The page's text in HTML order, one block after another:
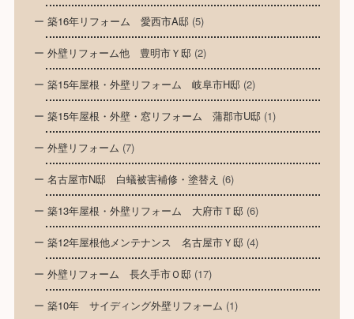
築16年リフォーム 愛西市A邸(5)
外壁リフォーム他 豊明市Ｙ邸(2)
築15年屋根・外壁リフォーム 岐阜市H邸(2)
築15年屋根・外壁・窓リフォーム 蒲郡市U邸(1)
外壁リフォーム (7)
名古屋市N邸 白蟻被害補修・塗替え (6)
築13年屋根・外壁リフォーム 大府市Ｔ邸(6)
築12年屋根他メンテナンス 名古屋市Ｙ邸(4)
外壁リフォーム 長久手市Ｏ邸(17)
築10年 サイディング外壁リフォーム (1)